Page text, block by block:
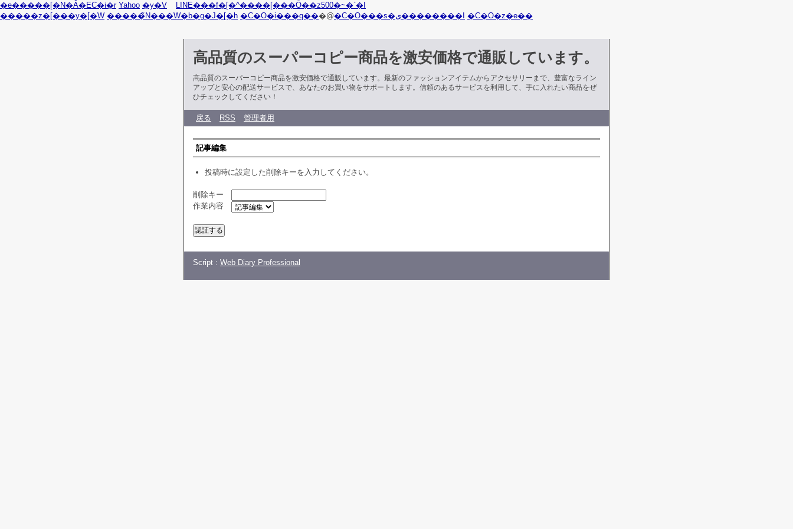
�e�����[�N�Ȃ�EC�i�r Yahoo �y�V
LINE���f�[�^����[���Ō��z500�~�`�I
�����z�[���y�[�W �����̃N���W�b�g�J�[�h �C�O�i���q���@ �C�O���s�ی��������I �C�O�z�e��
高品質のスーパーコピー商品を激安価格で通販しています。
高品質のスーパーコピー商品を激安価格で通販しています。最新のファッションアイテムからアクセサリーまで、豊富なライン
アップと安心の配送サービスで、あなたのお買い物をサポートします。信頼のあるサービスを利用して、手に入れたい商品をぜ
ひチェックしてください！
戻る RSS 管理者用
記事編集
投稿時に設定した削除キーを入力してください。
削除キー
作業内容
Script : Web Diary Professional